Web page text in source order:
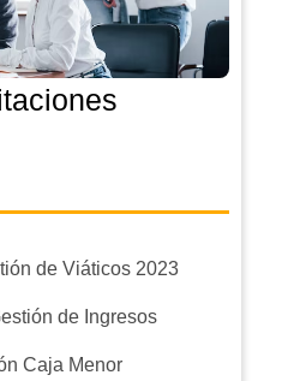
de Viáticos 2023
de Ingresos
Caja Menor